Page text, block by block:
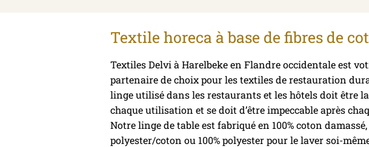
Textile horeca à base de fibres de
Textiles Delvi à Harelbeke en Flandre occidentale est
partenaire de choix pour les textiles de restauration
linge utilisé dans les restaurants et les hôtels doit être
chaque utilisation et se doit d’être impeccable après
Notre linge de table est fabriqué en 100% coton
polyester/coton ou 100% polyester pour le laver soi-